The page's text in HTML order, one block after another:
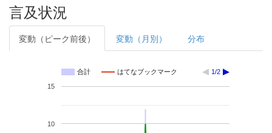
言及状況
変動（ピーク前後） 変動（月別） 分布
合計 はてなブックマーク 1/2
10
15